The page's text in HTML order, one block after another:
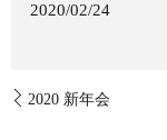
2020/02/24
2020 新年会